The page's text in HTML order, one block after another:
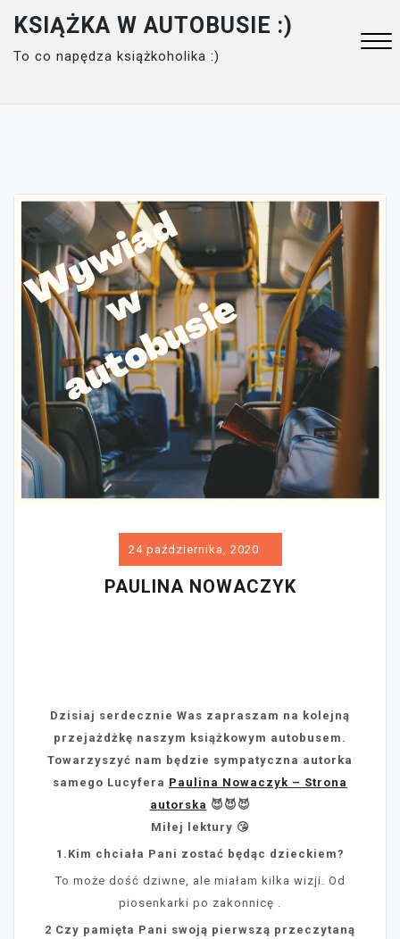
content
KSIĄŻKA W AUTOBUSIE :)
To co napędza książkoholika :)
24 października, 2020
PAULINA NOWACZYK
Dzisiaj serdecznie Was zapraszam na kolejną
przejażdżkę naszym książkowym autobusem.
Towarzyszyć nam będzie sympatyczna autorka
samego Lucyfera Paulina Nowaczyk – Strona
autorska 😈😈😈
Miłej lektury 😘
1.Kim chciała Pani zostać będąc dzieckiem?
To może dość dziwne, ale miałam kilka wizji. Od
piosenkarki po zakonnicę .
2 Czy pamięta Pani swoją pierwszą przeczytaną